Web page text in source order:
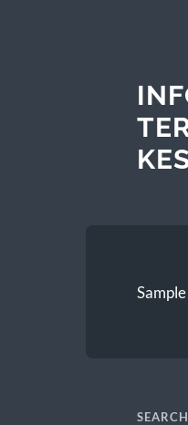
SEARCH